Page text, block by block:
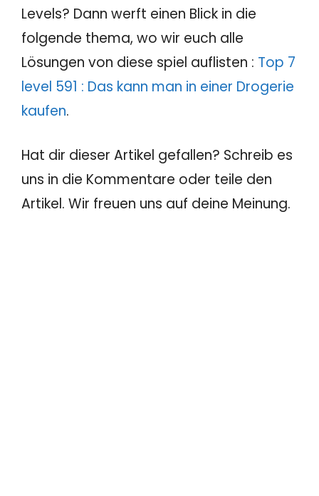
Levels? Dann werft einen Blick in die
folgende thema, wo wir euch alle
Lösungen von diese spiel auflisten : Top 7
level 591 : Das kann man in einer Drogerie
kaufen.
Hat dir dieser Artikel gefallen? Schreib es
uns in die Kommentare oder teile den
Artikel. Wir freuen uns auf deine Meinung.